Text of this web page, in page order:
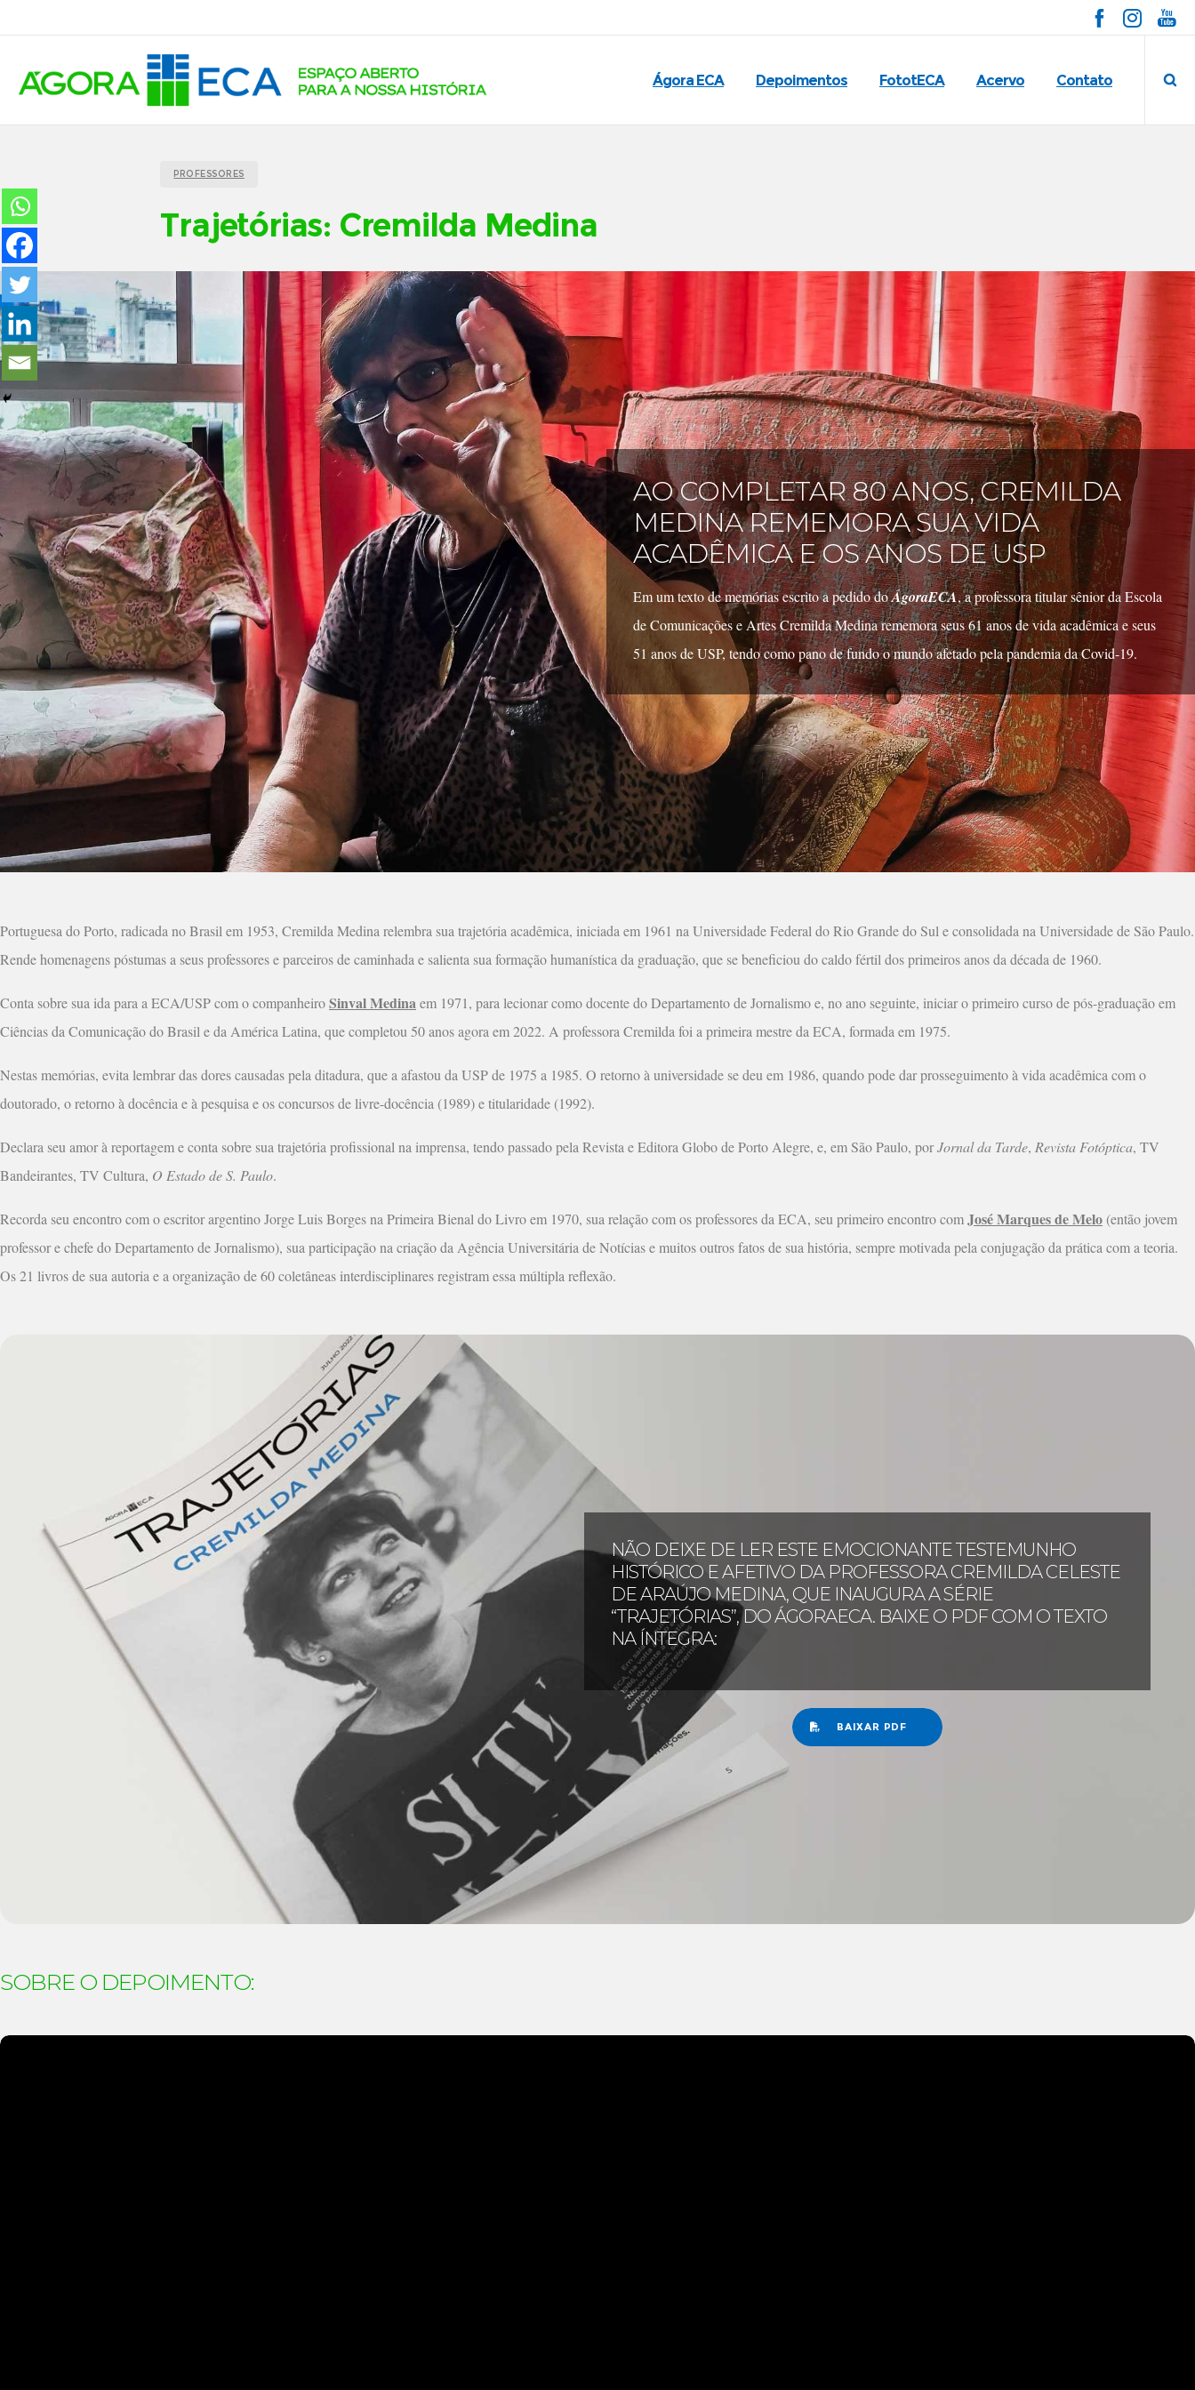
Ágora ECA Depoimentos FototECA Acervo Contato
PROFESSORES
Trajetórias: Cremilda Medina
AO COMPLETAR 80 ANOS, CREMILDA
MEDINA REMEMORA SUA VIDA
ACADÊMICA E OS ANOS DE USP
Em um texto de memórias escrito a pedido doÁgoraECA, a professora titular sênior da Escola
de Comunicações e Artes Cremilda Medina rememora seus 61 anos de vida acadêmica e seus
51 anos de USP, tendo como pano de fundo o mundo afetado pela pandemia da Covid-19.
Portuguesa do Porto, radicada no Brasil em 1953, Cremilda Medina relembra sua trajetória acadêmica, iniciada em 1961 na Universidade Federal do Rio Grande do Sul e consolidada na Universidade de São Paulo.
Rende homenagens póstumas a seus professores e parceiros de caminhada e salienta sua formação humanística da graduação, que se beneficiou do caldo fértil dos primeiros anos da década de 1960.
Conta sobre sua ida para a ECA/USP com o companheiroSinval Medinaem 1971, para lecionar como docente do Departamento de Jornalismo e, no ano seguinte, iniciar o primeiro curso de pós-graduação em
Ciências da Comunicação do Brasil e da América Latina, que completou 50 anos agora em 2022. A professora Cremilda foi a primeira mestre da ECA, formada em 1975.
Nestas memórias, evita lembrar das dores causadas pela ditadura, que a afastou da USP de 1975 a 1985. O retorno à universidade se deu em 1986, quando pode dar prosseguimento à vida acadêmica com o
doutorado, o retorno à docência e à pesquisa e os concursos de livre-docência (1989) e titularidade (1992).
Declara seu amor à reportagem e conta sobre sua trajetória profissional na imprensa, tendo passado pela Revista e Editora Globo de Porto Alegre, e, em São Paulo, porJornal da Tarde, Revista Fotóptica, TV
Bandeirantes, TV Cultura, O Estado de S. Paulo.
Recorda seu encontro com o escritor argentino Jorge Luis Borges na Primeira Bienal do Livro em 1970, sua relação com os professores da ECA, seu primeiro encontro comJosé Marques de Melo (então jovem
professor e chefe do Departamento de Jornalismo), sua participação na criação da Agência Universitária de Notícias e muitos outros fatos de sua história, sempre motivada pela conjugação da prática com a teoria.
Os 21 livros de sua autoria e a organização de 60 coletâneas interdisciplinares registram essa múltipla reflexão.
NÃO DEIXE DE LER ESTE EMOCIONANTE TESTEMUNHO
HISTÓRICO E AFETIVO DA PROFESSORA CREMILDA CELESTE
DE ARAÚJO MEDINA, QUE INAUGURA A SÉRIE
“TRAJETÓRIAS”, DO ÁGORAECA. BAIXE O PDF COM O TEXTO
NA ÍNTEGRA:
BAIXAR PDF
SOBRE O DEPOIMENTO: